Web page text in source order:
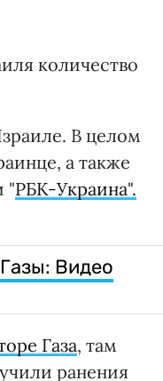
количество
В целом
а также
"РБК-Украина".
Видео
Газа, там
ранения